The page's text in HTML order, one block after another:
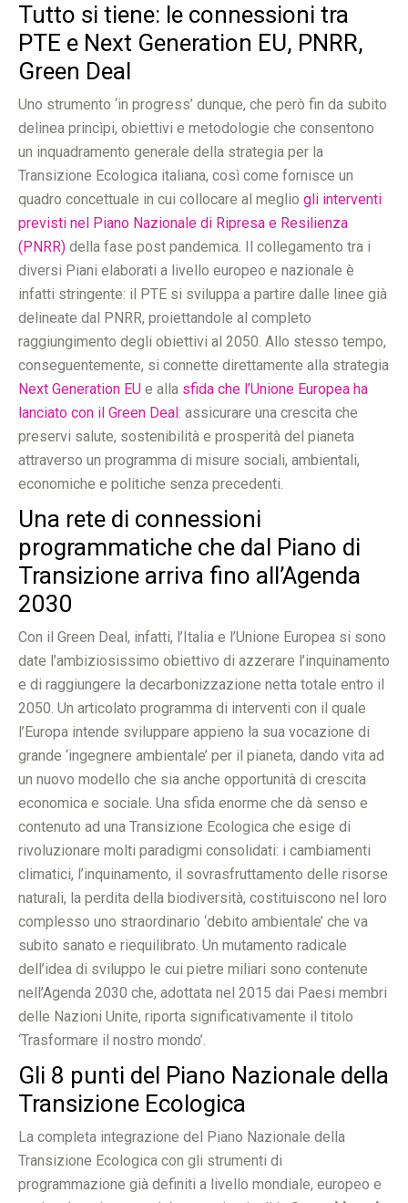
Tutto si tiene: le connessioni tra
PTE e Next Generation EU, PNRR,
Green Deal
Uno strumento ‘in progress’ dunque, che però fin da subito
delinea princìpi, obiettivi e metodologie che consentono
un inquadramento generale della strategia per la
Transizione Ecologica italiana, così come fornisce un
quadro concettuale in cui collocare al meglio gli interventi
previsti nel Piano Nazionale di Ripresa e Resilienza
(PNRR) della fase post pandemica. Il collegamento tra i
diversi Piani elaborati a livello europeo e nazionale è
infatti stringente: il PTE si sviluppa a partire dalle linee già
delineate dal PNRR, proiettandole al completo
raggiungimento degli obiettivi al 2050. Allo stesso tempo,
conseguentemente, si connette direttamente alla strategia
Next Generation EU e alla sfida che l’Unione Europea ha
lanciato con il Green Deal: assicurare una crescita che
preservi salute, sostenibilità e prosperità del pianeta
attraverso un programma di misure sociali, ambientali,
economiche e politiche senza precedenti.
Una rete di connessioni
programmatiche che dal Piano di
Transizione arriva fino all’Agenda
2030
Con il Green Deal, infatti, l’Italia e l’Unione Europea si sono
date l’ambiziosissimo obiettivo di azzerare l’inquinamento
e di raggiungere la decarbonizzazione netta totale entro il
2050. Un articolato programma di interventi con il quale
l’Europa intende sviluppare appieno la sua vocazione di
grande ‘ingegnere ambientale’ per il pianeta, dando vita ad
un nuovo modello che sia anche opportunità di crescita
economica e sociale. Una sfida enorme che dà senso e
contenuto ad una Transizione Ecologica che esige di
rivoluzionare molti paradigmi consolidati: i cambiamenti
climatici, l’inquinamento, il sovrasfruttamento delle risorse
naturali, la perdita della biodiversità, costituiscono nel loro
complesso uno straordinario ‘debito ambientale’ che va
subito sanato e riequilibrato. Un mutamento radicale
dell’idea di sviluppo le cui pietre miliari sono contenute
nell’Agenda 2030 che, adottata nel 2015 dai Paesi membri
delle Nazioni Unite, riporta significativamente il titolo
‘Trasformare il nostro mondo’.
Gli 8 punti del Piano Nazionale della
Transizione Ecologica
La completa integrazione del Piano Nazionale della
Transizione Ecologica con gli strumenti di
programmazione già definiti a livello mondiale, europeo e